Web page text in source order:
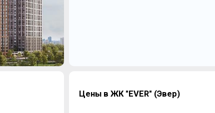
Цены в ЖК "EVER" (Эвер)